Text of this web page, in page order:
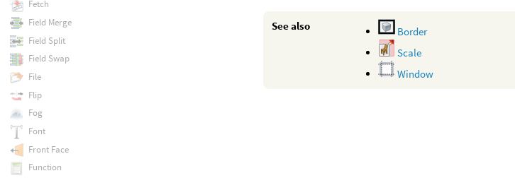
See also
Border
Scale
Window
Fetch
Field Merge
Field Split
Field Swap
File
Flip
Fog
Font
Front Face
Function